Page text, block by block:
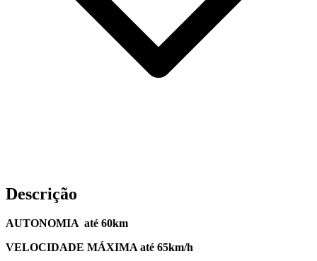
Descrição
AUTONOMIA até 60km
VELOCIDADE MÁXIMA até 65km/h